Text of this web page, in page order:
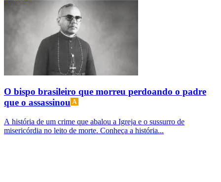
O bispo brasileiro que morreu perdoando o padre
que o assassinou
A história de um crime que abalou a Igreja e o sussurro de
misericórdia no leito de morte. Conheça a história...